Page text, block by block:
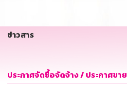
ข่าวสาร
ประกาศจัดซื้อจัดจ้าง / ประกาศขาย